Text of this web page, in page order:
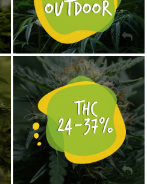
MOCNE ODMIANY MARIHUANY THC OD 24 - 37%
KUP TERAZ